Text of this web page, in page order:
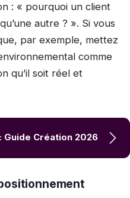
: « pourquoi un client
autre ? ». Si vous
par exemple, mettez
comme
qu’il soit réel et
Guide Création 2026